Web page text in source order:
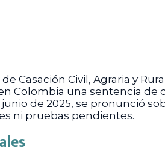
Casación Civil, Agraria y
Colombia una sentencia
junio de 2025, se pronunció
ni pruebas pendientes.